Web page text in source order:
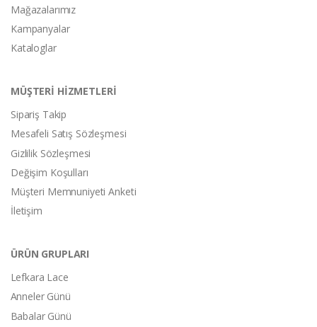
Mağazalarımız
Kampanyalar
Kataloglar
MÜŞTERİ HİZMETLERİ
Sipariş Takip
Mesafeli Satış Sözleşmesi
Gizlilik Sözleşmesi
Değişim Koşulları
Müşteri Memnuniyeti Anketi
İletişim
ÜRÜN GRUPLARI
Lefkara Lace
Anneler Günü
Babalar Günü